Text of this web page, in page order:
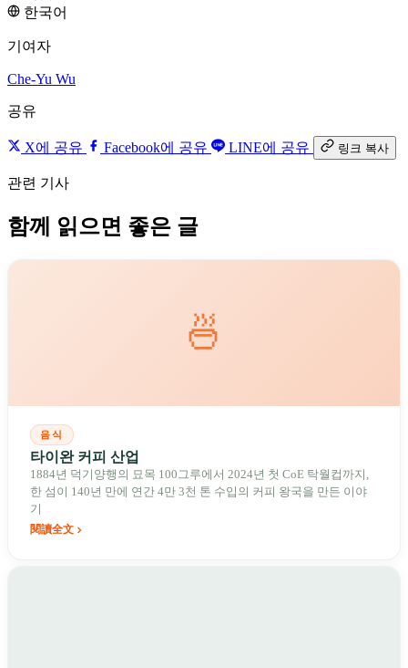
한국어
기여자
Che-Yu Wu
공유
X에 공유 Facebook에 공유 LINE에 공유 링크 복사
관련 기사
함께 읽으면 좋은 글
🍜
음식
타이완 커피 산업
1884년 덕기양행의 묘목 100그루에서 2024년 첫 CoE 탁월컵까지,
한 섬이 140년 만에 연간 4만 3천 톤 수입의 커피 왕국을 만든 이야
기
閱讀全文